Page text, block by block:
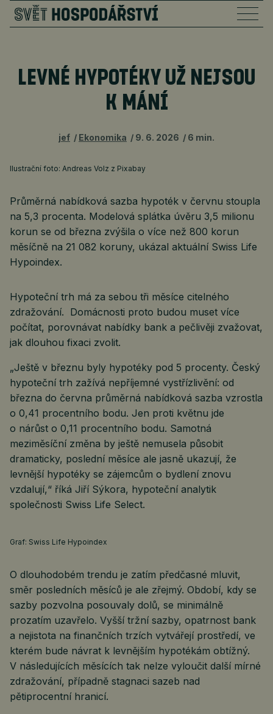
LEVNÉ HYPOTÉKY UŽ NEJSOU
K MÁNÍ
jef Ekonomika 9. 6. 2026 6 min.
Ilustrační foto: Andreas Volz z Pixabay
Průměrná nabídková sazba hypoték v červnu stoupla
na 5,3 procenta. Modelová splátka úvěru 3,5 milionu
korun se od března zvýšila o více než 800 korun
měsíčně na 21 082 koruny, ukázal aktuální Swiss Life
Hypoindex.
Hypoteční trh má za sebou tři měsíce citelného
zdražování. Domácnosti proto budou muset více
počítat, porovnávat nabídky bank a pečlivěji zvažovat,
jak dlouhou fixaci zvolit.
„Ještě v březnu byly hypotéky pod 5 procenty. Český
hypoteční trh zažívá nepříjemné vystřízlivění: od
března do června průměrná nabídková sazba vzrostla
o 0,41 procentního bodu. Jen proti květnu jde
o nárůst o 0,11 procentního bodu. Samotná
meziměsíční změna by ještě nemusela působit
dramaticky, poslední měsíce ale jasně ukazují, že
levnější hypotéky se zájemcům o bydlení znovu
vzdalují,“ říká Jiří Sýkora, hypoteční analytik
společnosti Swiss Life Select.
Graf: Swiss Life Hypoindex
O dlouhodobém trendu je zatím předčasné mluvit,
směr posledních měsíců je ale zřejmý. Období, kdy se
sazby pozvolna posouvaly dolů, se minimálně
prozatím uzavřelo. Vyšší tržní sazby, opatrnost bank
a nejistota na finančních trzích vytvářejí prostředí, ve
kterém bude návrat k levnějším hypotékám obtížný.
V následujících měsících tak nelze vyloučit další mírné
zdražování, případně stagnaci sazeb nad
pětiprocentní hranicí.